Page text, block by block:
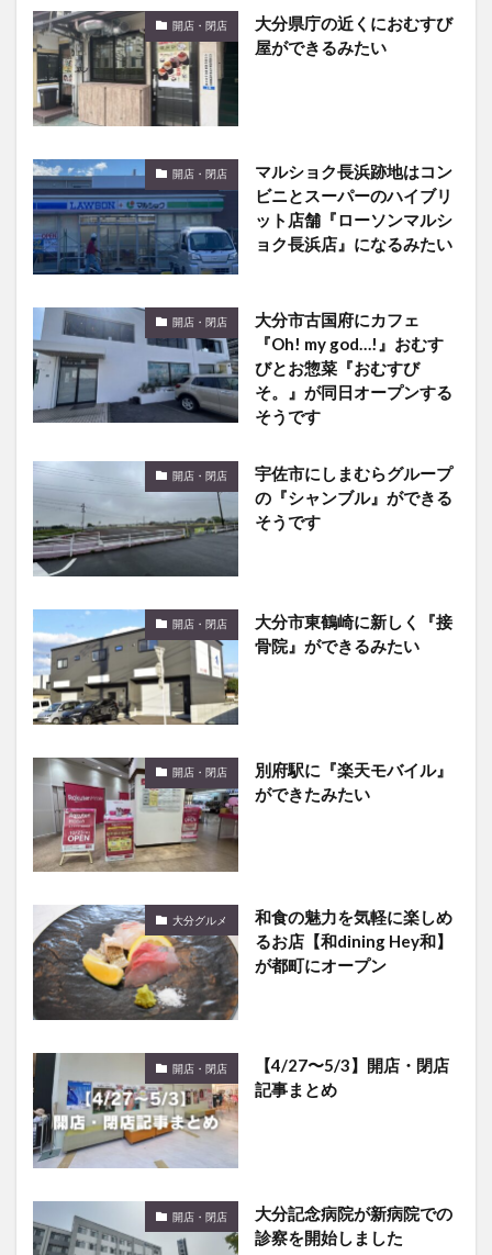
開店・閉店
大分県庁の近くにおむすび
屋ができるみたい
開店・閉店
マルショク長浜跡地はコン
ビニとスーパーのハイブリ
ット店舗『ローソンマルシ
ョク長浜店』になるみたい
開店・閉店
大分市古国府にカフェ
『Oh! my god…!』おむす
びとお惣菜『おむすび
そ。』が同日オープンする
そうです
開店・閉店
宇佐市にしまむらグループ
の『シャンブル』ができる
そうです
開店・閉店
大分市東鶴崎に新しく『接
骨院』ができるみたい
開店・閉店
別府駅に『楽天モバイル』
ができたみたい
大分グルメ
和食の魅力を気軽に楽しめ
るお店【和dining Hey和】
が都町にオープン
開店・閉店
【4/27〜5/3】開店・閉店
記事まとめ
開店・閉店
大分記念病院が新病院での
診察を開始しました